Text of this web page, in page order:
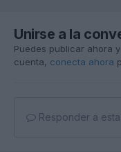
Unirse a la
Puedes publicar ahora
cuenta, conecta ahora
Responder a